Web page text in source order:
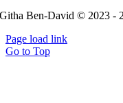
Githa Ben-David © 2023 -
Page load link
Go to Top